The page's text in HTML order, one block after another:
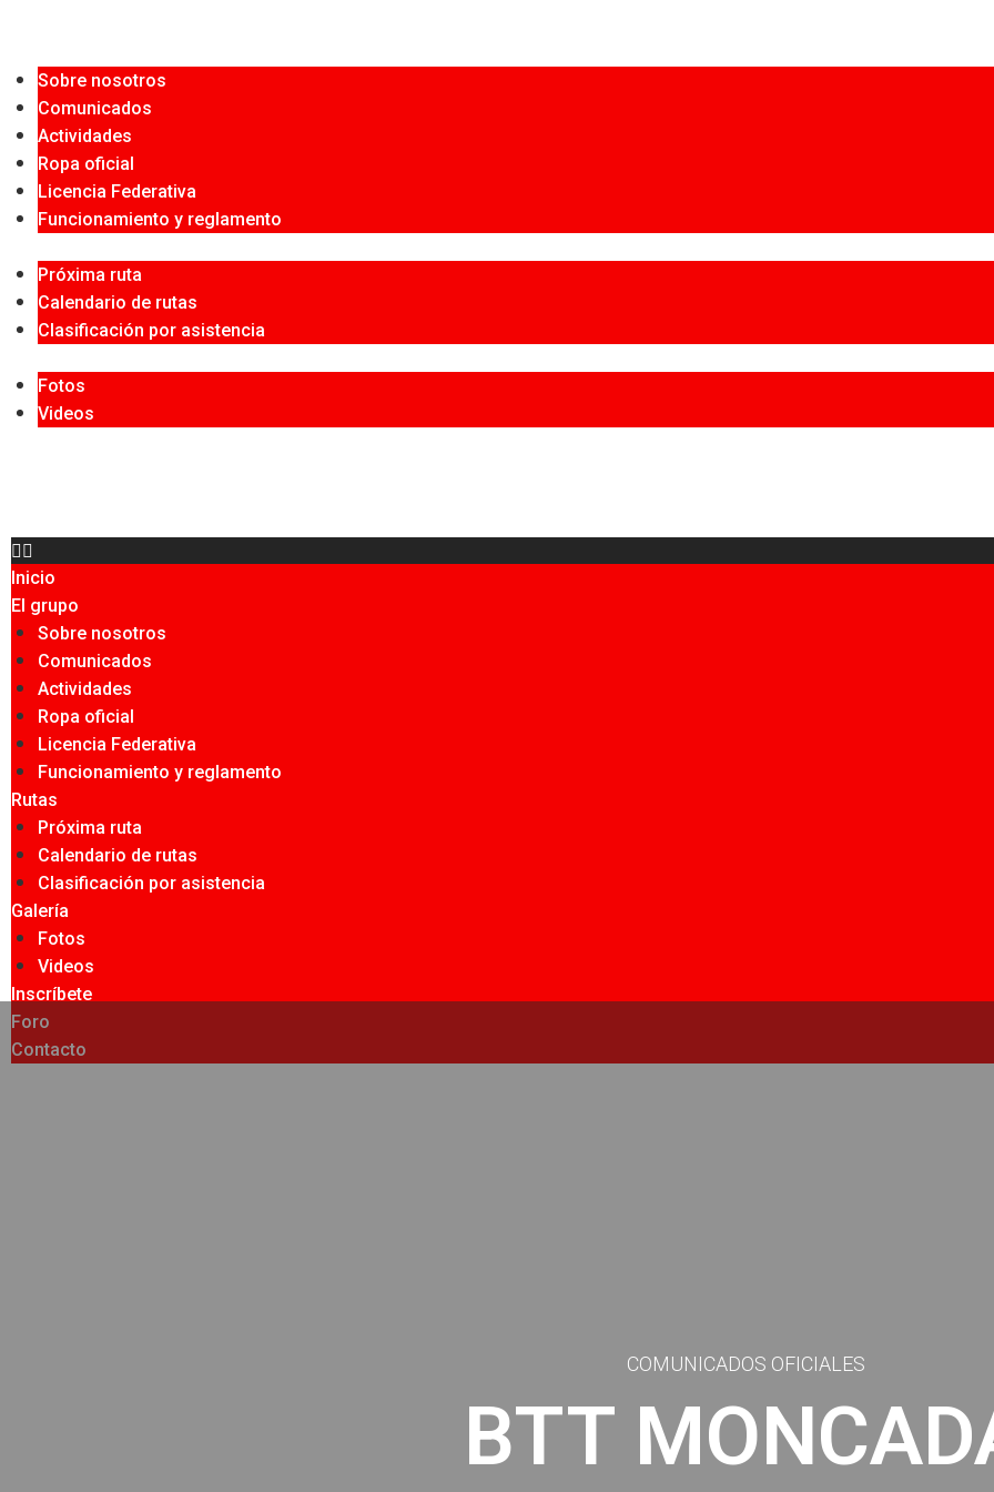
Sobre nosotros
Comunicados
Actividades
Ropa oficial
Licencia Federativa
Funcionamiento y reglamento
Próxima ruta
Calendario de rutas
Clasificación por asistencia
Fotos
Videos
Inicio
El grupo
Sobre nosotros
Comunicados
Actividades
Ropa oficial
Licencia Federativa
Funcionamiento y reglamento
Rutas
Próxima ruta
Calendario de rutas
Clasificación por asistencia
Galería
Fotos
Videos
Inscríbete
Foro
Contacto
COMUNICADOS OFICIALES
BTT